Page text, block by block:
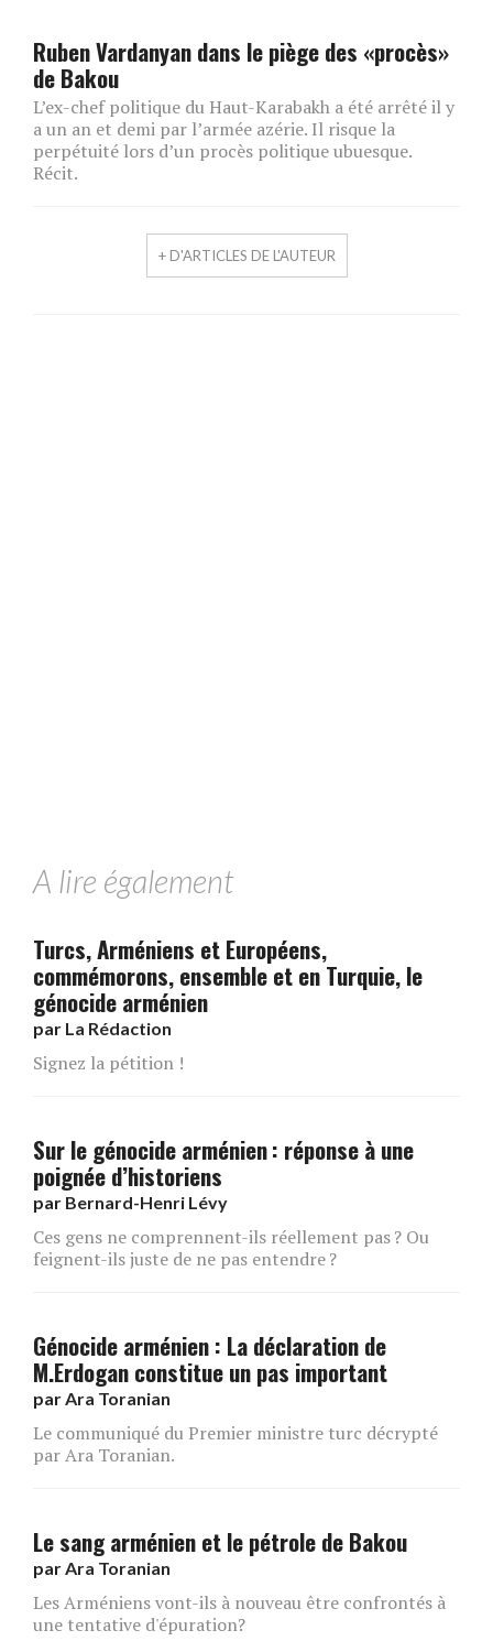
Ruben Vardanyan dans le piège des «procès»
de Bakou
L’ex-chef politique du Haut-Karabakh a été arrêté il y
a un an et demi par l’armée azérie. Il risque la
perpétuité lors d’un procès politique ubuesque.
Récit.
+ D'ARTICLES DE L'AUTEUR
A lire également
Turcs, Arméniens et Européens,
commémorons, ensemble et en Turquie, le
génocide arménien
par La Rédaction
Signez la pétition !
Sur le génocide arménien : réponse à une
poignée d’historiens
par Bernard-Henri Lévy
Ces gens ne comprennent-ils réellement pas ? Ou
feignent-ils juste de ne pas entendre ?
Génocide arménien : La déclaration de
M.Erdogan constitue un pas important
parAra Toranian
Le communiqué du Premier ministre turc décrypté
par Ara Toranian.
Le sang arménien et le pétrole de Bakou
parAra Toranian
Les Arméniens vont-ils à nouveau être confrontés à
une tentative d'épuration?